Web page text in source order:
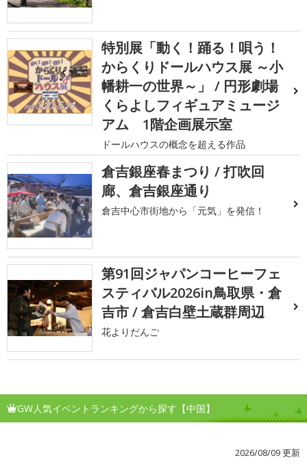
特別展「動く！踊る！唄う！
からくりドールハウス展 ～小
幡耕一の世界～」 / 円形劇場
くらよしフィギュアミュージ
アム 1階企画展示室
ドールハウスの概念を超える作品
倉吉銀座春まつり / 打吹回
廊、倉吉銀座通り
倉吉中心市街地から「元気」を発信！
第91回ジャパンコーヒーフェ
スティバル2026in鳥取県・倉
吉市 / 倉吉白壁土蔵群周辺
花よりだんご
GW人気イベントランキングから探す【中国】
2026/08/09 更新